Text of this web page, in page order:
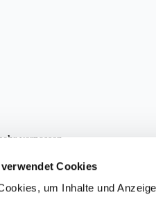
Cookies
um Inhalte und
verpassen.